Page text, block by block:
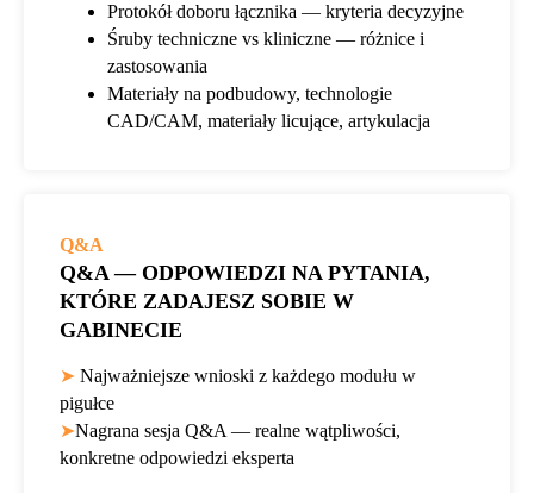
Protokół doboru łącznika — kryteria decyzyjne
Śruby techniczne vs kliniczne — różnice i
zastosowania
Materiały na podbudowy, technologie
CAD/CAM, materiały licujące, artykulacja
Q&A
Q&A — ODPOWIEDZI NA PYTANIA,
KTÓRE ZADAJESZ SOBIE W
GABINECIE
➤ Najważniejsze wnioski z każdego modułu w
pigułce
➤Nagrana sesja Q&A — realne wątpliwości,
konkretne odpowiedzi eksperta